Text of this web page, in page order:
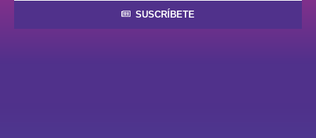
SUSCRÍBETE